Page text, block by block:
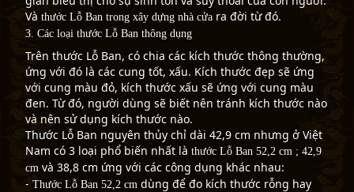
Và thước Lỗ Ban trong xây dựng nhà cửa ra đời từ đó.
3. Các loại thước Lỗ Ban thông dụng
Trên thước Lỗ Ban, có chia các kích thước thông thường,
ứng với đó là các cung tốt, xấu. Kích thước đẹp sẽ ứng
với cung màu đỏ, kích thước xấu sẽ ứng với cung màu
đen. Từ đó, người dùng sẽ biết nên tránh kích thước nào
và nên sử dụng kích thước nào.
Thước Lỗ Ban nguyên thủy chỉ dài 42,9 cm nhưng ở Việt
Nam có 3 loại phổ biến nhất là thước Lỗ Ban 52,2 cm ; 42,9
cm và 38,8 cm ứng với các công dụng khác nhau:
- Thước Lỗ Ban 52,2 cm dùng để đo kích thước rỗng hay